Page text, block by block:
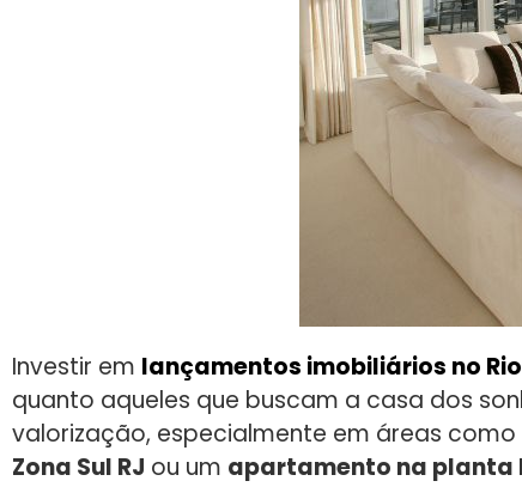
Investir em lançamentos imobiliários no
quanto aqueles que buscam a casa dos
valorização, especialmente em áreas como
Zona Sul RJ ou um apartamento na planta